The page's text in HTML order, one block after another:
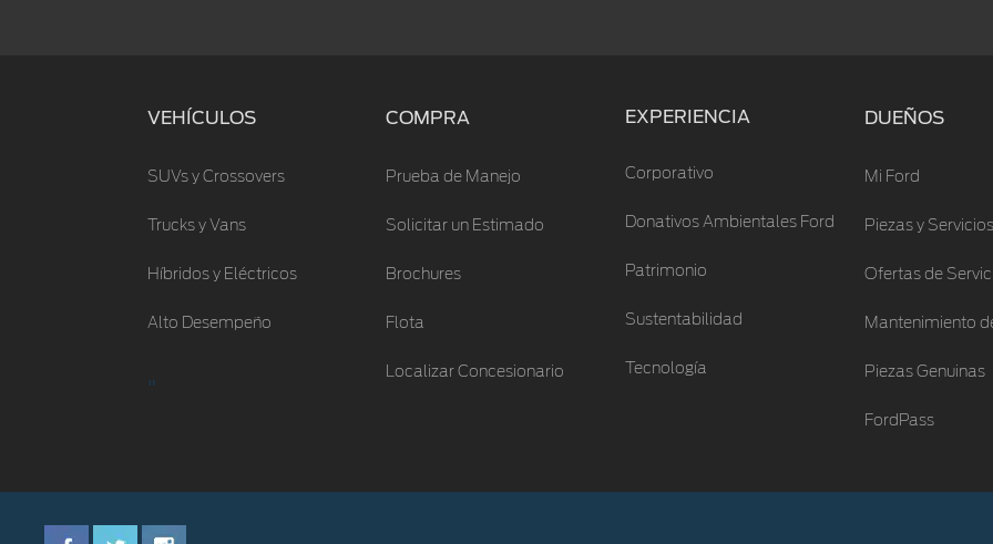
VEHÍCULOS
SUVs y Crossovers
Trucks y Vans
Híbridos y Eléctricos
Alto Desempeño
"
COMPRA
Prueba de Manejo
Solicitar un Estimado
Brochures
Flota
Localizar Concesionario
EXPERIENCIA
Corporativo
Donativos Ambientales Ford
Patrimonio
Sustentabilidad
Tecnología
DUEÑOS
Mi Ford
Piezas y Servicios
Ofertas de
Mantenimiento
Piezas Genuinas
FordPass